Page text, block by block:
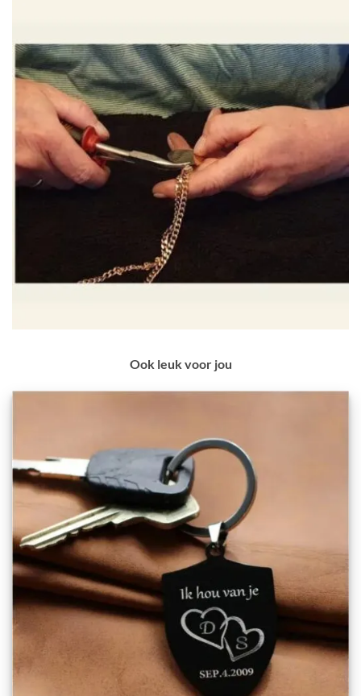
Ook leuk voor jou